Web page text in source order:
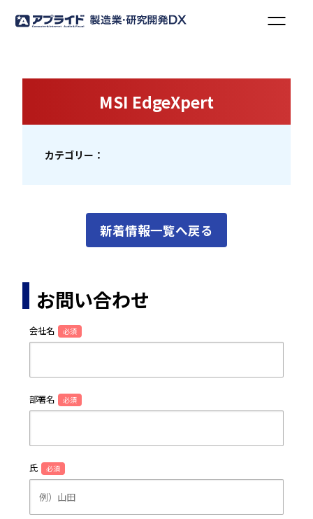
MSI EdgeXpert
カテゴリー：
新着情報一覧へ戻る
お問い合わせ
会社名 必須
部署名 必須
氏 必須